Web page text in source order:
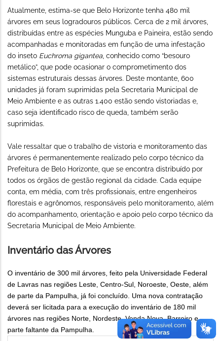
Atualmente, estima-se que Belo Horizonte tenha 480 mil
árvores em seus logradouros públicos. Cerca de 2 mil árvores,
distribuídas entre as espécies Munguba e Paineira, estão sendo
acompanhadas e monitoradas em função de uma infestação
do inseto Euchroma gigantea, conhecido como “besouro
metálico”, que pode ocasionar o comprometimento dos
sistemas estruturais dessas árvores. Deste montante, 600
unidades já foram suprimidas pela Secretaria Municipal de
Meio Ambiente e as outras 1.400 estão sendo vistoriadas e,
caso seja identificado risco de queda, também serão
suprimidas.
Vale ressaltar que o trabalho de vistoria e monitoramento das
árvores é permanentemente realizado pelo corpo técnico da
Prefeitura de Belo Horizonte, que se encontra distribuído por
todos os órgãos de gestão regional da cidade. Cada equipe
conta, em média, com três profissionais, entre engenheiros
florestais e agrônomos, responsáveis pelo monitoramento, além
do acompanhamento, orientação e apoio pelo corpo técnico da
Secretaria Municipal de Meio Ambiente.
Inventário das Árvores
O inventário de 300 mil árvores, feito pela Universidade Federal
de Lavras nas regiões Leste, Centro-Sul, Noroeste, Oeste, além
de parte da Pampulha, já foi concluído. Uma nova contratação
deverá ser licitada para a execução do inventário de 180 mil
árvores nas regiões Norte, Nordeste, Venda Nova, Barreiro e
parte faltante da Pampulha.